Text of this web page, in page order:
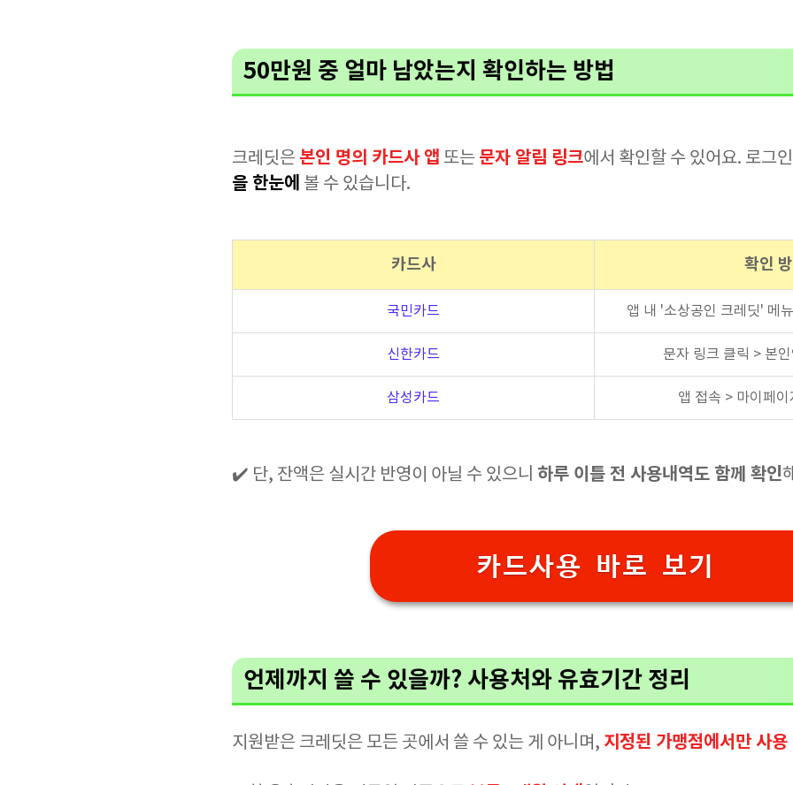
50만원 중 얼마 남았는지 확인하는 방법
크레딧은 본인 명의 카드사 앱 또는 문자 알림 링크에서 확인할 수 있어요. 로그
을 한눈에 볼 수 있습니다.
카드사 확인
국민카드 앱 내 '소상공인 크레딧' 메
신한카드 문자 링크 클릭 > 본
삼성카드 앱 접속 > 마이페
✔️ 단, 잔액은 실시간 반영이 아닐 수 있으니 하루 이틀 전 사용내역도 함께 확인
카드사용 바로 보기
언제까지 쓸 수 있을까? 사용처와 유효기간 정리
지원받은 크레딧은 모든 곳에서 쓸 수 있는 게 아니며, 지정된 가맹점에서만 사용